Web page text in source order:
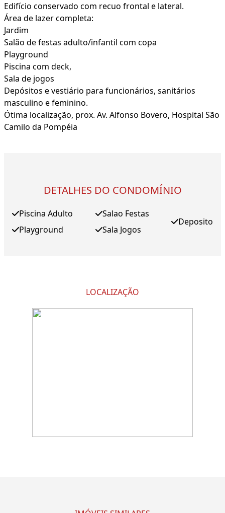
Edifício conservado com recuo frontal e lateral.
Área de lazer completa:
Jardim
Salão de festas adulto/infantil com copa
Playground
Piscina com deck,
Sala de jogos
Depósitos e vestiário para funcionários, sanitários
masculino e feminino.
Ótima localização, prox. Av. Alfonso Bovero, Hospital São
Camilo da Pompéia
DETALHES DO CONDOMÍNIO
Piscina Adulto
Playground
Salao Festas
Sala Jogos
Deposito
LOCALIZAÇÃO